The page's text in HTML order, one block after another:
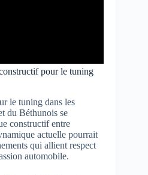
pour le tuning
le tuning dans les
du Béthunois se
constructif entre
actuelle pourrait
qui allient respect
automobile.